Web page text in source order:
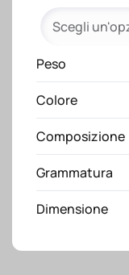
ABS
mAh,
output
wireless
15W
con
sticker
magnetico
Peso
Colore
Composizione
Grammatura
Dimensione